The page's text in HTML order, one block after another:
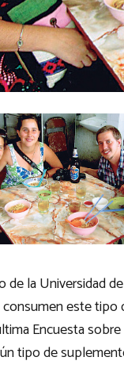
de la Universidad
este
Encuesta
tipo de